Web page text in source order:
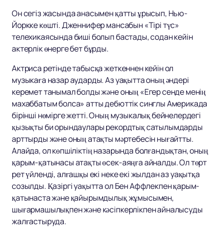
Он сегіз жасында анасымен қатты ұрысып, Нью-
Йоркке көшті. Дженнифер мансабын «Тірі түс»
телехикаясында биші болып бастады, содан кейін
актерлік өнерге бет бұрды.
Актриса ретінде табысқа жеткеннен кейін ол
музыкаға назар аударды. Аз уақытта оның әндері
керемет танымал болды және оның «Егер сенде менің
махаббатым болса» атты дебюттік синглы Америкада
бірінші нөмірге жетті. Оның музыкалық бейнелердегі
қызықты би орындаулары рекордтық сатылымдарды
арттырды және оның атақты мәртебесін нығайтты.
Алайда, ол көпшіліктің назарында болғандықтан, оның
қарым-қатынасы атақты өсек-аяңға айналды. Ол төрт
рет үйленді, алғашқы екі неке екі жылдан аз уақытқа
созылды. Қазіргі уақытта ол Бен Аффлекпен қарым-
қатынаста және қайырымдылық жұмысымен,
шығармашылықпен және кәсіпкерлікпен айналысуды
жалғастыруда.